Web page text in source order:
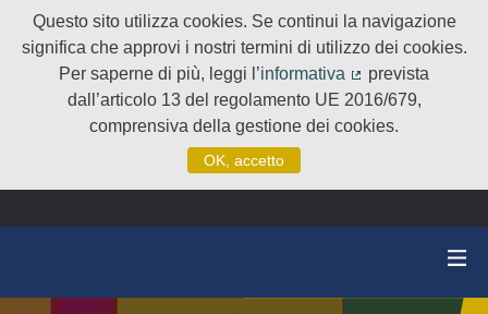
Questo sito utilizza cookies. Se continui la navigazione
significa che approvi i nostri termini di utilizzo dei cookies.
Per saperne di più, leggi l’informativa
(Collegamento
prevista
dall’articolo 13 del regolamento UE 2016/679,
comprensiva della gestione dei cookies.
OK, accetto